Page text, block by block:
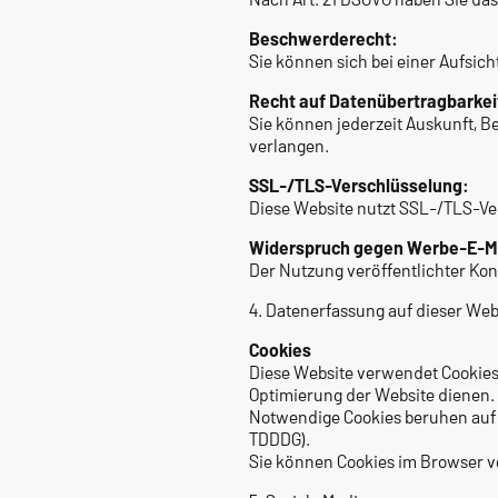
Beschwerderecht:
Sie können sich bei einer
Recht auf
Sie können jederzeit Auskunft,
verlangen.
SSL-/TLS-Verschlüsselung:
Diese Website nutzt SSL-/TLS-
Widerspruch gegen Werbe-E-
Der Nutzung veröffentlichter
4. Datenerfassung auf dieser
Cookies
Diese Website verwendet
Optimierung der Website dienen.
Notwendige Cookies beruhen auf
TDDDG).
Sie können Cookies im Browser